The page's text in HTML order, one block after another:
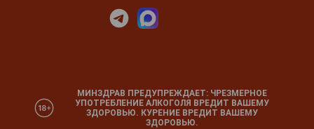
МИНЗДРАВ ПРЕДУПРЕЖДАЕТ: ЧРЕЗМЕРНОЕ
УПОТРЕБЛЕНИЕ АЛКОГОЛЯ ВРЕДИТ ВАШЕМУ
ЗДОРОВЬЮ. КУРЕНИЕ ВРЕДИТ ВАШЕМУ
ЗДОРОВЬЮ.